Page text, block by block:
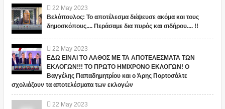
22 May 2023
Βελόπουλος: Το αποτέλεσμα διέψευσε ακόμα και τους
δημοσκόπους.... Περάσαμε δια πυρός και σιδήρου.... !!
22 May 2023
ΕΔΩ ΕΙΝΑΙ ΤΟ ΛΑΘΟΣ ΜΕ ΤΑ ΑΠΟΤΕΛΕΣΜΑΤΑ ΤΩΝ
ΕΚΛΟΓΩΝ!!! ΤΟ ΠΡΩΤΟ ΗΜΙΧΡΟΝΟ ΕΚΛΟΓΩΝ! Ο
Βαγγέλης Παπαδημητρίου και ο Άρης Πορτοσάλτε
σχολιάζουν τα αποτελέσματα των εκλογών
22 May 2023